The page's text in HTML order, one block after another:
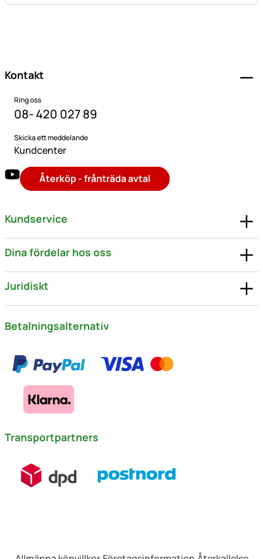
Kontakt
Ring oss
08- 420 027 89
Skicka ett meddelande
Kundcenter
Återköp - frånträda avtal
Kundservice
Dina fördelar hos oss
Juridiskt
Betalningsalternativ
Transportpartners